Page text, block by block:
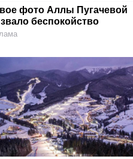
фото Аллы Пугачевой
беспокойство